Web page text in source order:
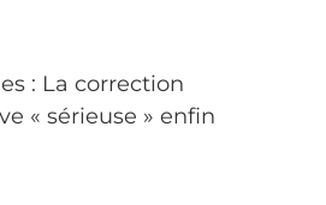
: La correction
« sérieuse » enfin